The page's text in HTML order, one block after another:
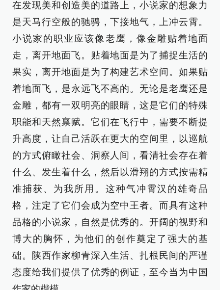
在发现美和创造美的道路上，小说家的想象力
是天马行空般的驰骋，下接地气，上冲云霄。
小说家的职业应该像老鹰，像金雕贴着地面
走，离开地面飞。贴着地面是为了捕捉生活的
果实，离开地面是为了构建艺术空间。如果贴
着地面飞，是永远飞不高的。无论是老鹰还是
金雕，都有一双明亮的眼睛，这是它们的特殊
职能和天然禀赋。它们在飞行中，需要不断提
升高度，让自己活跃在更大的空间里，以巡航
的方式俯瞰社会、洞察人间，看清社会存在着
什么、发生着什么，然后以滑翔的方式按需精
准捕获、为我所用。这种气冲霄汉的雄奇品
格，注定了它们会成为空中王者。而具有这种
品格的小说家，自然是优秀的。开阔的视野和
博大的胸怀，为他们的创作奠定了强大的基
础。陕西作家柳青深入生活、扎根民间的严谨
态度给我们提供了优秀的例证，至今当为中国